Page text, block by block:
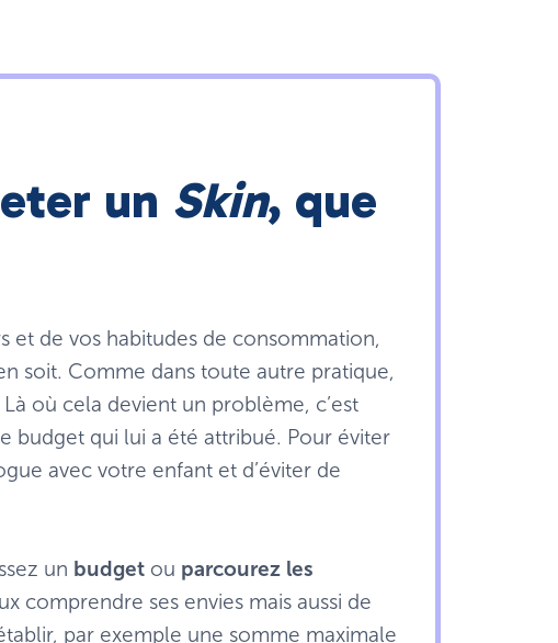
un Skin, que
et de vos habitudes de consommation,
soit. Comme dans toute autre pratique,
où cela devient un problème, c’est
budget qui lui a été attribué. Pour éviter
avec votre enfant et d’éviter de
un budget ou parcourez les
comprendre ses envies mais aussi de
par exemple une somme maximale